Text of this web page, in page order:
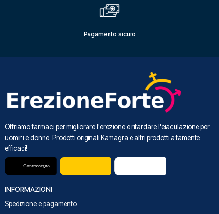
Pagamento sicuro
Offriamo farmaci per migliorare l'erezione e ritardare l'eiaculazione per
uomini e donne. Prodotti originali Kamagra e altri prodotti altamente
efficaci!
INFORMAZIONI
Spedizione e pagamento